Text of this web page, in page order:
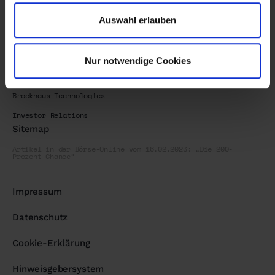
Auswahl erlauben
Nur notwendige Cookies
Sitemap
Impressum
Datenschutz
Cookie-Erklärung
Hinweisgebersystem
Brockhaus Technologies
IHSE
Newsletter
Brockhaus Technologies
Investor Relations